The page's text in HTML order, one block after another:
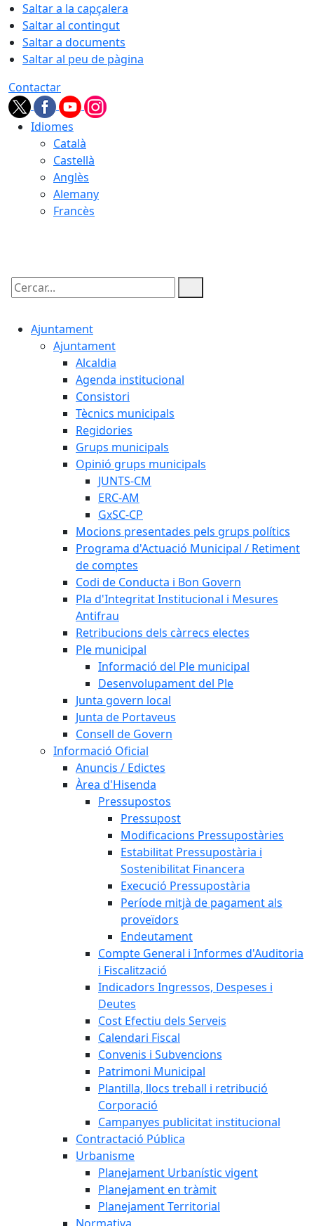
Saltar a la capçalera
Saltar al contingut
Saltar a documents
Saltar al peu de pàgina
Contactar
Idiomes
Català
Castellà
Anglès
Alemany
Francès
Cercar:
Ajuntament
Ajuntament
Alcaldia
Agenda institucional
Consistori
Tècnics municipals
Regidories
Grups municipals
Opinió grups municipals
JUNTS-CM
ERC-AM
GxSC-CP
Mocions presentades pels grups polítics
Programa d'Actuació Municipal / Retiment
de comptes
Codi de Conducta i Bon Govern
Pla d'Integritat Institucional i Mesures
Antifrau
Retribucions dels càrrecs electes
Ple municipal
Informació del Ple municipal
Desenvolupament del Ple
Junta govern local
Junta de Portaveus
Consell de Govern
Informació Oficial
Anuncis / Edictes
Àrea d'Hisenda
Pressupostos
Pressupost
Modificacions Pressupostàries
Estabilitat Pressupostària i
Sostenibilitat Financera
Execució Pressupostària
Període mitjà de pagament als
proveïdors
Endeutament
Compte General i Informes d'Auditoria
i Fiscalització
Indicadors Ingressos, Despeses i
Deutes
Cost Efectiu dels Serveis
Calendari Fiscal
Convenis i Subvencions
Patrimoni Municipal
Plantilla, llocs treball i retribució
Corporació
Campanyes publicitat institucional
Contractació Pública
Urbanisme
Planejament Urbanístic vigent
Planejament en tràmit
Planejament Territorial